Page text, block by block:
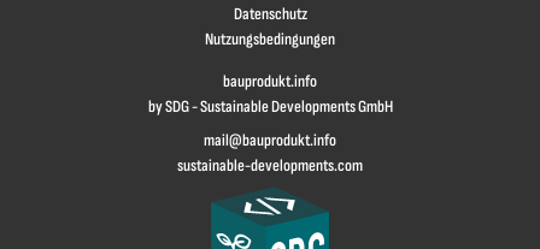
Datenschutz
Nutzungsbedingungen
bauprodukt.info
by SDG - Sustainable Developments GmbH
mail@bauprodukt.info
sustainable-developments.com